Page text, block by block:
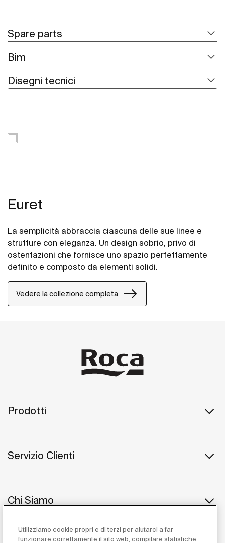
Spare parts
Bim
Disegni tecnici
Euret
La semplicità abbraccia ciascuna delle sue linee e
strutture con eleganza. Un design sobrio, privo di
ostentazioni che fornisce uno spazio perfettamente
definito e composto da elementi solidi.
Vedere la collezione completa
Prodotti
Servizio Clienti
Chi Siamo
Utilizziamo cookie propri e di terzi per aiutarci a far
funzionare correttamente il sito web, compilare statistiche